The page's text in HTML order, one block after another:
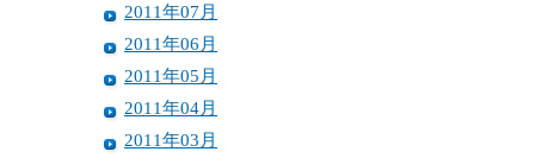
2011年07月
2011年06月
2011年05月
2011年04月
2011年03月